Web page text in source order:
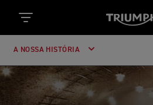
A NOSSA HISTÓRIA